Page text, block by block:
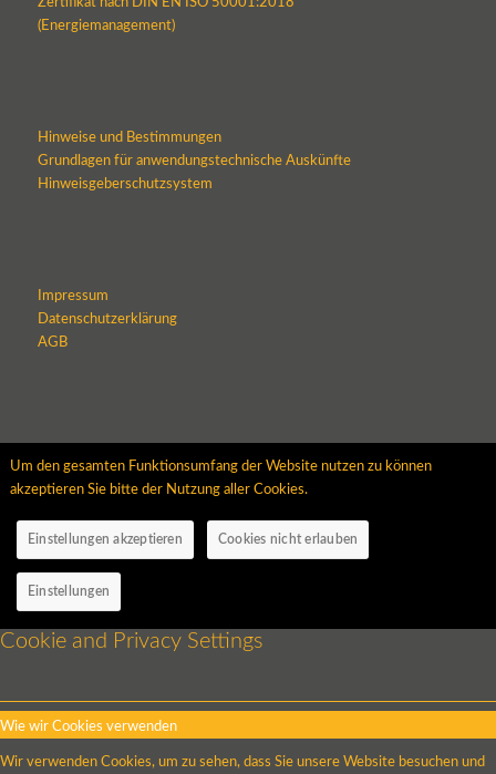
Zertifikat nach DIN EN ISO 50001:2018
(Energiemanagement)
Hinweise und Bestimmungen
Grundlagen für anwendungstechnische Auskünfte
Hinweisgeberschutzsystem
Impressum
Datenschutzerklärung
AGB
Um den gesamten Funktionsumfang der Website nutzen zu können
akzeptieren Sie bitte der Nutzung aller Cookies.
Einstellungen akzeptieren Cookies nicht erlauben
Einstellungen
Cookie and Privacy Settings
Wie wir Cookies verwenden
Wir verwenden Cookies, um zu sehen, dass Sie unsere Website besuchen und